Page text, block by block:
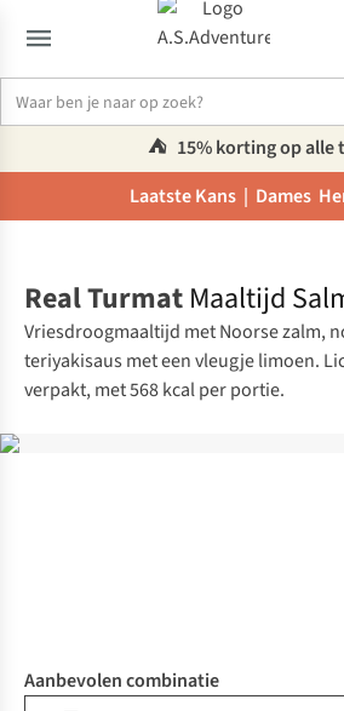
⛺️ 15% korting op alle
Laatste Kans | Dames
Real Turmat Maaltijd
Vriesdroogmaaltijd met Noorse zalm,
teriyakisaus met een vleugje limoen.
verpakt, met 568 kcal per portie.
Aanbevolen combinatie